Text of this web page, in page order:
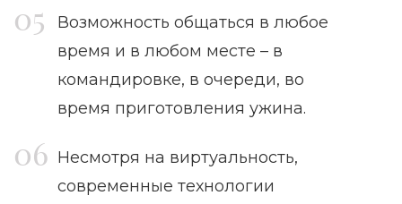
Возможность общаться в любое
время и в любом месте – в
командировке, в очереди, во
время приготовления ужина.
Несмотря на виртуальность,
современные технологии